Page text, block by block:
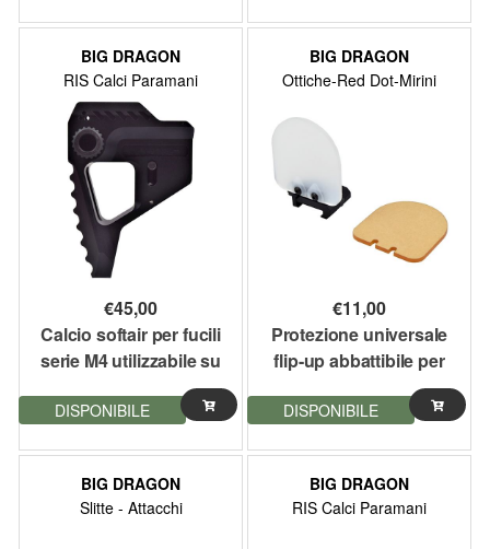
BIG DRAGON
RIS Calci Paramani
€45,00
Calcio softair per fucili
serie M4 utilizzabile su
tubo BD-3678 Big
Dragon
DISPONIBILE
BIG DRAGON
Ottiche-Red Dot-Mirini
€11,00
Protezione universale
flip-up abbattibile per
ottiche e red dot Big
Dragon
DISPONIBILE
BIG DRAGON
Slitte - Attacchi
BIG DRAGON
RIS Calci Paramani